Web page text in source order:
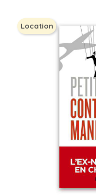
Location